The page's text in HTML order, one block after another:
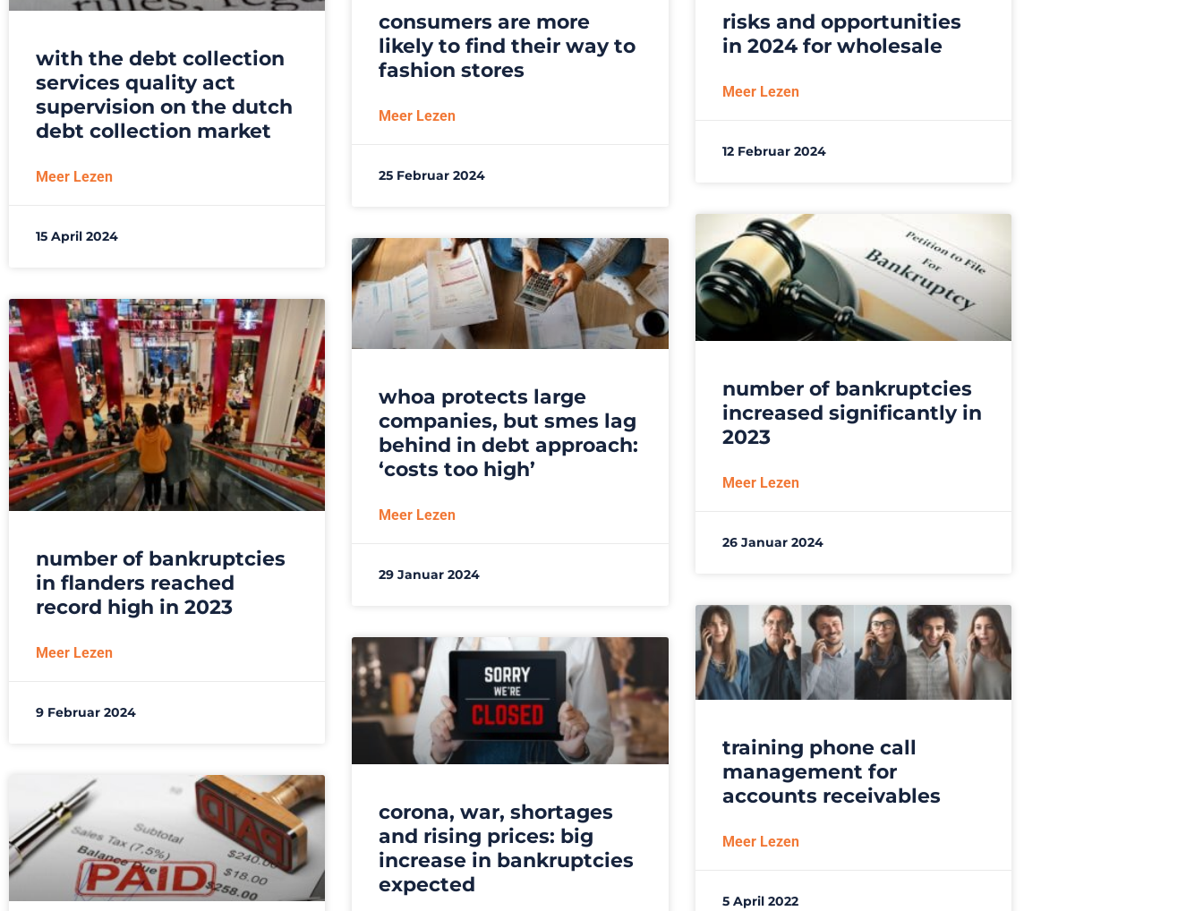
with the debt collection
services quality act
supervision on the dutch
debt collection market
Meer Lezen
15 April 2024
consumers are more
likely to find their way to
fashion stores
Meer Lezen
25 Februar 2024
risks and opportunities
in 2024 for wholesale
Meer Lezen
12 Februar 2024
number of bankruptcies
in flanders reached
record high in 2023
Meer Lezen
9 Februar 2024
whoa protects large
companies, but smes lag
behind in debt approach:
‘costs too high’
Meer Lezen
29 Januar 2024
number of bankruptcies
increased significantly in
2023
Meer Lezen
26 Januar 2024
corona, war, shortages
and rising prices: big
increase in bankruptcies
expected
training phone call
management for
accounts receivables
Meer Lezen
5 April 2022